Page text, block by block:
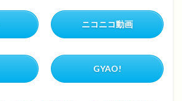
ニコニコ動画
GYAO!